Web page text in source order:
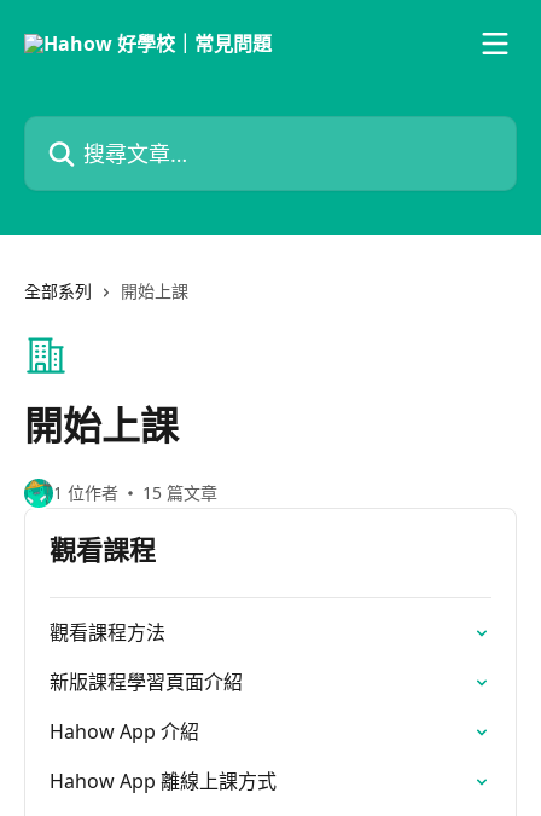
搜尋文章…
全部系列 開始上課
開始上課
1 位作者 15 篇文章
觀看課程
觀看課程方法
新版課程學習頁面介紹
Hahow App 介紹
Hahow App 離線上課方式